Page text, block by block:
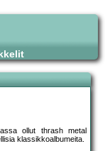
ollut thrash metal
klassikkoalbumeita.